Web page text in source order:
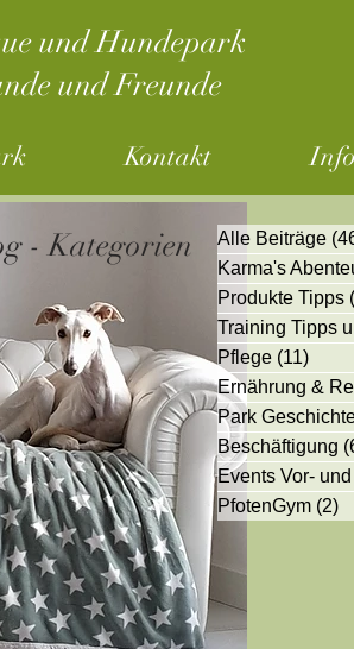
und Hundepark
und Freunde
Kontakt
Alle Beiträge
Karma's
Produkte Tipps
Training Tipps
Pflege (11)
Ernährung &
Park
Beschäftigung
Events Vor-
PfotenGym (2)
- Kategorien